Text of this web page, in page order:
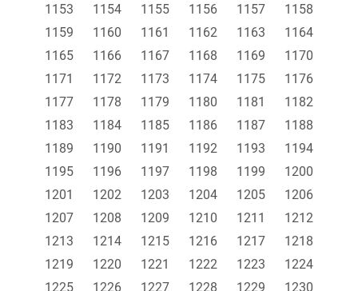
1153 1154 1155 1156 1157
1158
1159
1160 1161 1162 1163
1164
1165
1166 1167 1168 1169
1170
1171
1172 1173 1174 1175
1176
1177
1178 1179 1180 1181
1182
1183
1184 1185 1186 1187
1188
1189
1190 1191 1192 1193
1194
1195
1196 1197 1198 1199
1200
1201
1202 1203 1204 1205
1206
1207
1208 1209 1210 1211
1212
1213
1214 1215 1216 1217
1218
1219
1220 1221 1222 1223
1224
1225
1226 1227 1228 1229
1230